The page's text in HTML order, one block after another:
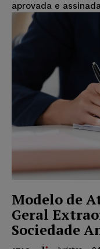
aprovada e
Modelo de
Geral
Sociedade